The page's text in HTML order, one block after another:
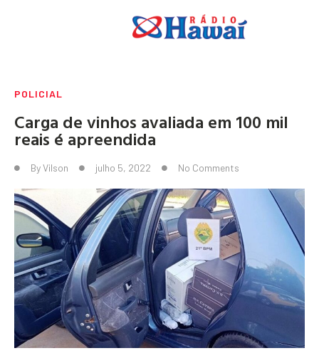
POLICIAL
Carga de vinhos avaliada em 100 mil
reais é apreendida
ByVilson julho 5, 2022 No Comments